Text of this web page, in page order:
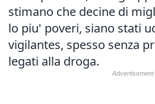
stimano che decine di
lo piu' poveri, siano stati
vigilantes, spesso senza
legati alla droga.